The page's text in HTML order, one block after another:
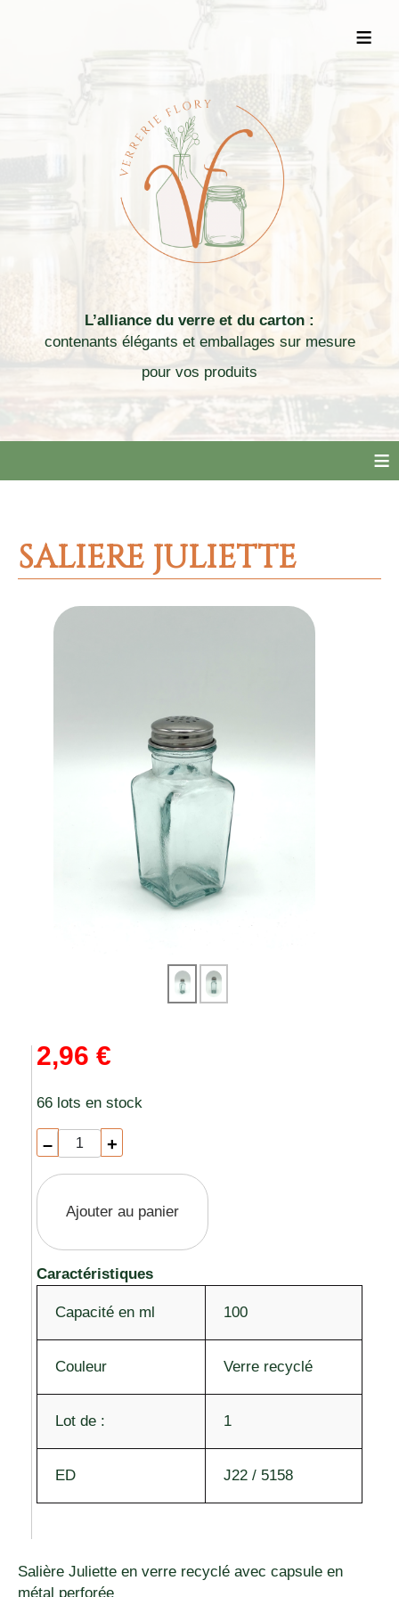
≡
L’alliance du verre et du carton :
contenants élégants et emballages sur mesure
pour vos produits
≡
SALIERE JULIETTE
2,96 €
66 lots en stock
– +
Ajouter au panier
Caractéristiques
Capacité en ml 100
Couleur Verre recyclé
Lot de : 1
ED J22 / 5158
Salière Juliette en verre recyclé avec capsule en
métal perforée